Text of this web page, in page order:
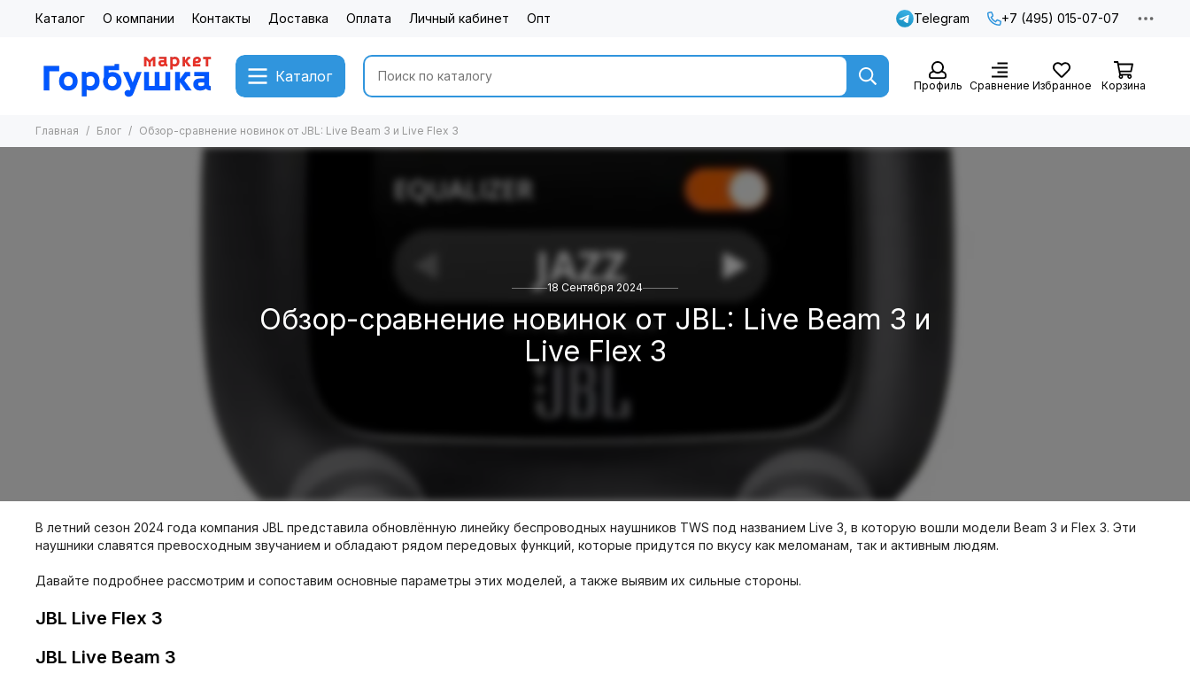
Каталог О компании Контакты Доставка Оплата Личный кабинет Опт Telegram +7 (495) 015-07-07
Каталог
Профиль Сравнение Избранное Корзина
Главная Блог Обзор-сравнение новинок от JBL: Live Beam 3 и Live Flex 3
18 Сентября 2024
Обзор-сравнение новинок от JBL: Live Beam 3 и
Live Flex 3
В летний сезон 2024 года компания JBL представила обновлённую линейку беспроводных наушников TWS под названием Live 3, в которую вошли модели Beam 3 и Flex 3. Эти
наушники славятся превосходным звучанием и обладают рядом передовых функций, которые придутся по вкусу как меломанам, так и активным людям.
Давайте подробнее рассмотрим и сопоставим основные параметры этих моделей, а также выявим их сильные стороны.
JBL Live Flex 3
JBL Live Beam 3